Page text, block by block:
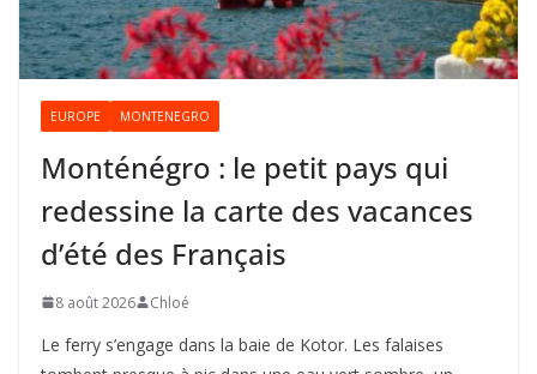
EUROPE MONTENEGRO
Monténégro : le petit pays qui
redessine la carte des vacances
d’été des Français
8 août 2026 Chloé
Le ferry s’engage dans la baie de Kotor. Les falaises